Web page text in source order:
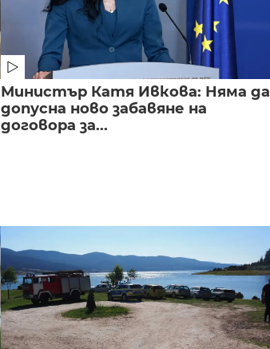
Министър Катя Ивкова: Няма да
допусна ново забавяне на
договора за...